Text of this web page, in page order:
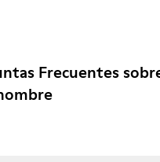
Frecuentes